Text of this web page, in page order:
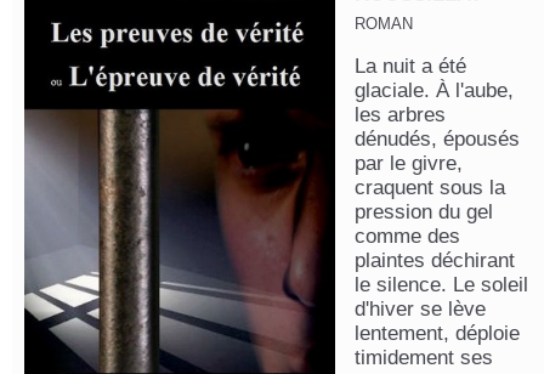
ROMAN
La nuit a été
glaciale. À l'aube,
les arbres
dénudés, épousés
par le givre,
craquent sous la
pression du gel
comme des
plaintes déchirant
le silence. Le soleil
d'hiver se lève
lentement, déploie
timidement ses